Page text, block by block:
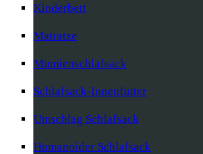
Kinderbett
Matratze
Mumienschlafsack
Schlafsack-Innenfutter
Umschlag Schlafsack
Humanoider Schlafsack